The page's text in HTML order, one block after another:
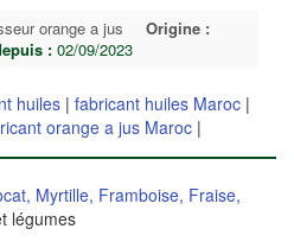
orange a jus
Origine :
: 02/09/2023
huiles | fabricant huiles Maroc |
orange a jus Maroc |
Myrtille, Framboise, Fraise,
légumes